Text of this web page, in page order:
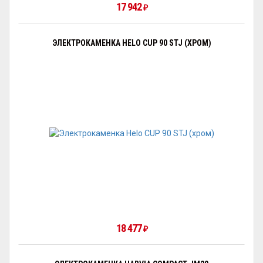
17 942 ₽
ЭЛЕКТРОКАМЕНКА HELO CUP 90 STJ (ХРОМ)
18 477 ₽